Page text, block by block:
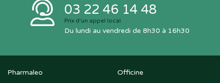
03 22 46 14 48
Prix d’un appel local
Du lundi au vendredi de 8h30 à 16h30
Pharmaleo Officine